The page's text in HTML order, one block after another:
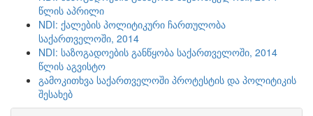
წლის აპრილი
NDI: ქალების პოლიტიკური ჩართულობა
საქართველოში, 2014
NDI: საზოგადოების განწყობა საქართველოში, 2014
წლის აგვისტო
გამოკითხვა საქართველოში პროტესტის და პოლიტიკის
შესახებ